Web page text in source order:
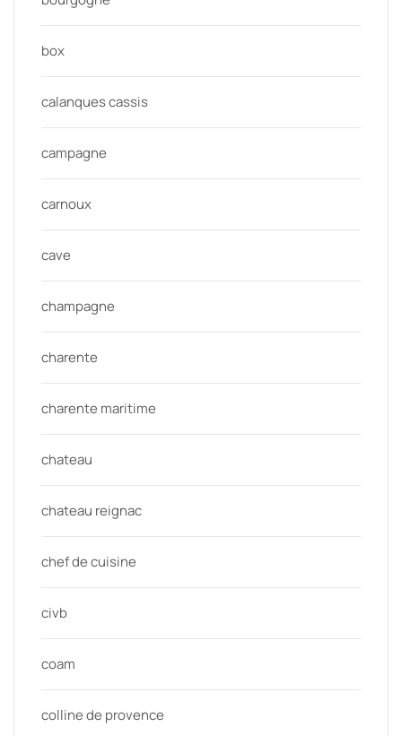
box
calanques cassis
campagne
carnoux
cave
champagne
charente
charente maritime
chateau
chateau reignac
chef de cuisine
civb
coam
colline de provence